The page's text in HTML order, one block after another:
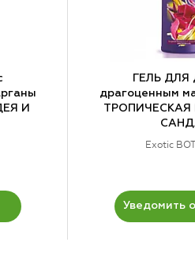
И
ГЕЛЬ ДЛЯ
драгоценным
ТРОПИЧЕСКАЯ
Exotic
Уведомить